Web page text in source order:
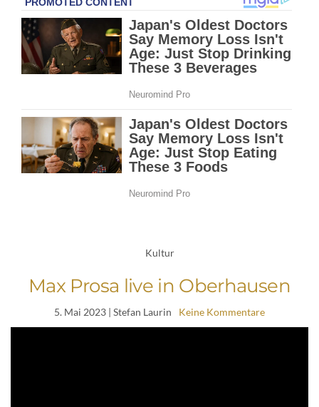
Kultur
Max Prosa live in Oberhausen
5. Mai 2023 | Stefan Laurin Keine Kommentare